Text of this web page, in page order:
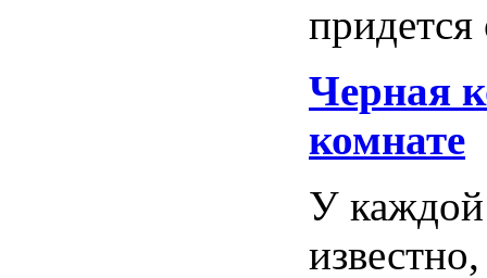
придется
Черная
комнате
У каждой